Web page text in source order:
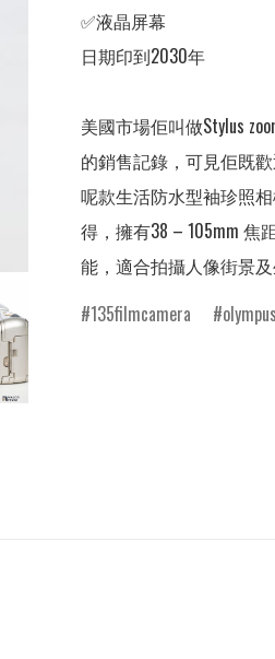
✅液晶屏幕
日期印到2030年
美國市場佢叫做Stylus
的銷售記錄，可見佢既歡
呢款生活防水型袖珍照
得，擁有38 – 105mm 焦
135filmcamera
olympus